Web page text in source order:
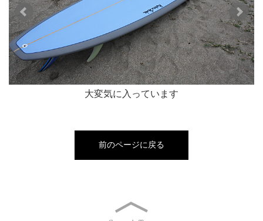
大変気に入っています
前のページに戻る